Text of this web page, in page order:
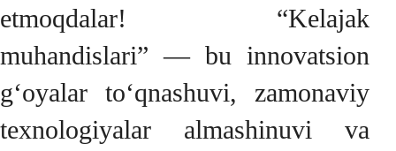
etmoqdalar! “Kelajak
muhandislari” — bu innovatsion
g‘oyalar to‘qnashuvi, zamonaviy
texnologiyalar almashinuvi va